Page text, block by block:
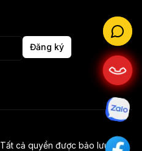
Đăng ký
cả quyền được bảo lưu.